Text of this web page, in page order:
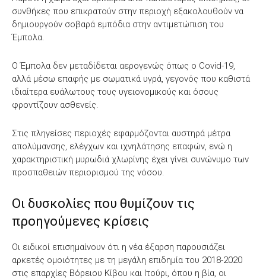
συνθήκες που επικρατούν στην περιοχή εξακολουθούν να
δημιουργούν σοβαρά εμπόδια στην αντιμετώπιση του
Έμπολα.
Ο Έμπολα δεν μεταδίδεται αερογενώς όπως ο Covid-19,
αλλά μέσω επαφής με σωματικά υγρά, γεγονός που καθιστά
ιδιαίτερα ευάλωτους τους υγειονομικούς και όσους
φροντίζουν ασθενείς.
Στις πληγείσες περιοχές εφαρμόζονται αυστηρά μέτρα
απολύμανσης, ελέγχων και ιχνηλάτησης επαφών, ενώ η
χαρακτηριστική μυρωδιά χλωρίνης έχει γίνει συνώνυμο των
προσπαθειών περιορισμού της νόσου.
Οι δυσκολίες που θυμίζουν τις
προηγούμενες κρίσεις
Οι ειδικοί επισημαίνουν ότι η νέα έξαρση παρουσιάζει
αρκετές ομοιότητες με τη μεγάλη επιδημία του 2018-2020
στις επαρχίες Βόρειου Κίβου και Ιτούρι, όπου η βία, οι